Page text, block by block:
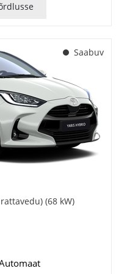
Saabuv
(68 kW)